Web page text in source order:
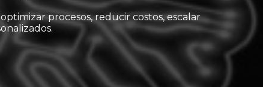
procesos, reducir costos, escalar